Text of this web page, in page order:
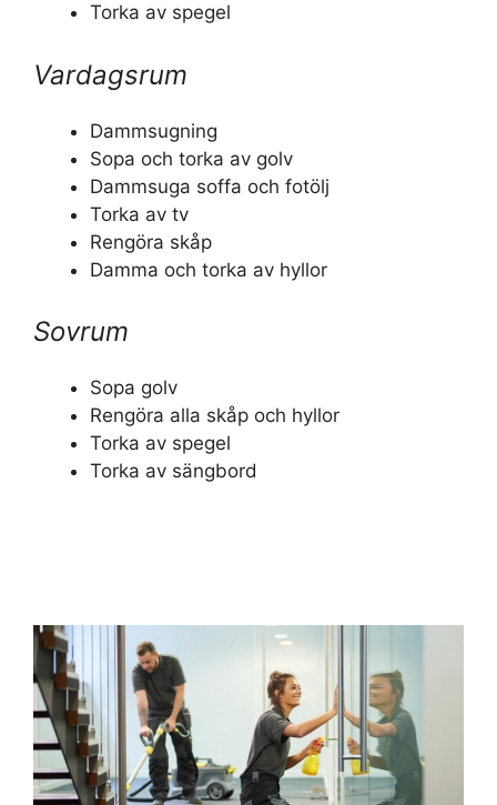
Torka av spegel
Vardagsrum
Dammsugning
Sopa och torka av golv
Dammsuga soffa och fotölj
Torka av tv
Rengöra skåp
Damma och torka av hyllor
Sovrum
Sopa golv
Rengöra alla skåp och hyllor
Torka av spegel
Torka av sängbord